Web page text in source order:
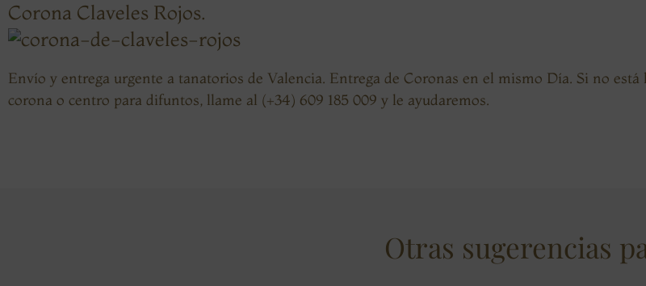
Corona Claveles Rojos.
Envío y entrega urgente a tanatorios de Valencia. Entrega de Coronas en el mismo Día. Si no
corona o centro para difuntos, llame al (+34) 609 185 009 y le ayudaremos.
Otras sugerencias